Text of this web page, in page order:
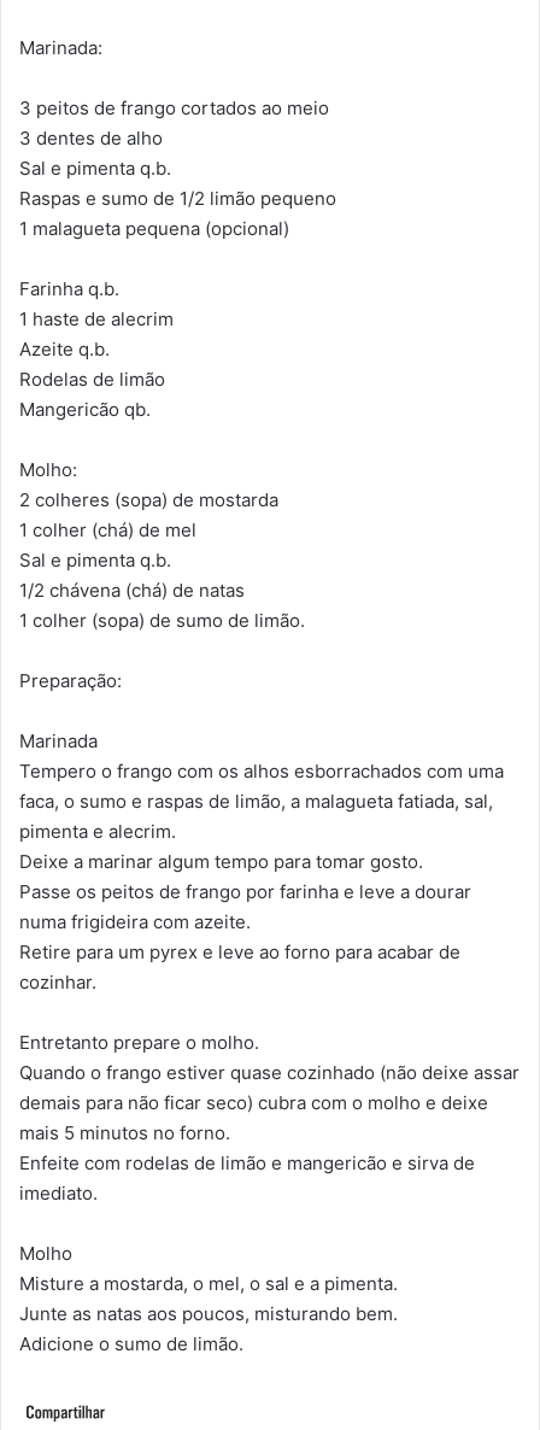
Marinada:
3 peitos de frango cortados ao meio
3 dentes de alho
Sal e pimenta q.b.
Raspas e sumo de 1/2 limão pequeno
1 malagueta pequena (opcional)
Farinha q.b.
1 haste de alecrim
Azeite q.b.
Rodelas de limão
Mangericão qb.
Molho:
2 colheres (sopa) de mostarda
1 colher (chá) de mel
Sal e pimenta q.b.
1/2 chávena (chá) de natas
1 colher (sopa) de sumo de limão.
Preparação:
Marinada
Tempero o frango com os alhos esborrachados com uma
faca, o sumo e raspas de limão, a malagueta fatiada, sal,
pimenta e alecrim.
Deixe a marinar algum tempo para tomar gosto.
Passe os peitos de frango por farinha e leve a dourar
numa frigideira com azeite.
Retire para um pyrex e leve ao forno para acabar de
cozinhar.
Entretanto prepare o molho.
Quando o frango estiver quase cozinhado (não deixe assar
demais para não ficar seco) cubra com o molho e deixe
mais 5 minutos no forno.
Enfeite com rodelas de limão e mangericão e sirva de
imediato.
Molho
Misture a mostarda, o mel, o sal e a pimenta.
Junte as natas aos poucos, misturando bem.
Adicione o sumo de limão.